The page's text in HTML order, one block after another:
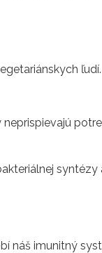
ľudí.
syntézy
náš imunitný